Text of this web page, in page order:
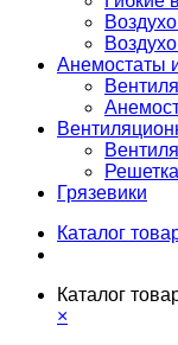
Анемостаты
Грязевики
Каталог
Каталог
×